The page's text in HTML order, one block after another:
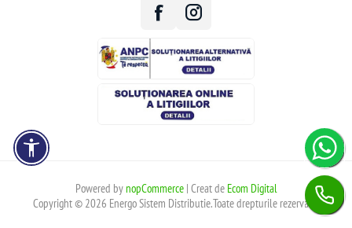
Powered bynopCommerce| Creat de Ecom Digital
Copyright © 2026 Energo Sistem Distributie.Toate drepturile rezervate.